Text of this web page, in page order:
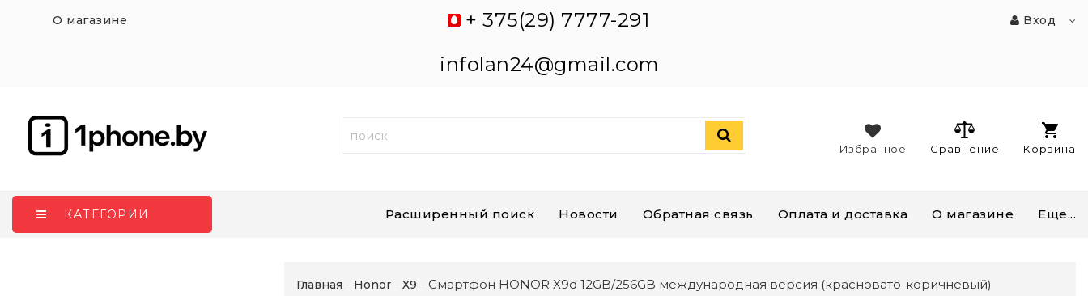
О магазине
+ 375(29) 7777-291
infolan24@gmail.com
Вход
Корзина
Сравнение
Избранное
КАТЕГОРИИ Расширенный поиск Новости Обратная связь Оплата и доставка О магазине Еще...
Главная Honor X9 Смартфон HONOR X9d 12GB/256GB международная версия (красновато-коричневый)